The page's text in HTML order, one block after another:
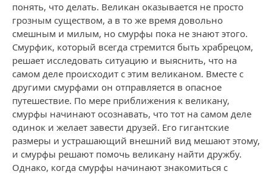
понять, что делать. Великан оказывается не просто
грозным существом, а в то же время довольно
смешным и милым, но смурфы пока не знают этого.
Смурфик, который всегда стремится быть храбрецом,
решает исследовать ситуацию и выяснить, что на
самом деле происходит с этим великаном. Вместе с
другими смурфами он отправляется в опасное
путешествие. По мере приближения к великану,
смурфы начинают осознавать, что тот на самом деле
одинок и желает завести друзей. Его гигантские
размеры и устрашающий внешний вид мешают этому,
и смурфы решают помочь великану найти дружбу.
Однако, когда смурфы начинают знакомиться с